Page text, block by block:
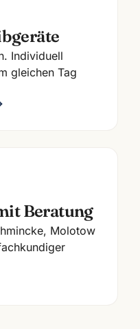
Individuell
gleichen Tag
Beratung
Molotow